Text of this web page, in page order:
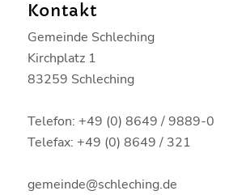
Kontakt
Gemeinde Schleching
Kirchplatz 1
83259 Schleching
Telefon: +49 (0) 8649 / 9889-0
Telefax: +49 (0) 8649 / 321
gemeinde@schleching.de